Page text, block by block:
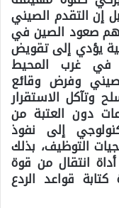
إن التقدم الصيني
صعود الصين في
يؤدي إلى تقويض
في غرب المحيط
وفرض وقائع
وتآكل الاستقرار
دون العتبة من
إلى نفوذ
التوظيف، بذلك
انتقال من قوة
قواعد الردع